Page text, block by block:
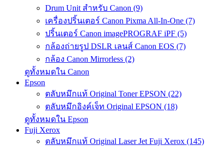
Drum Unit สำหรับ Canon (9)
เครื่องปริ้นเตอร์ Canon Pixma All-In-One (7)
ปริ้นเตอร์ Canon imagePROGRAF iPF (5)
กล้องถ่ายรูป DSLR เลนส์ Canon EOS (7)
กล้อง Canon Mirrorless (2)
ดูทั้งหมดใน Canon
Epson
ตลับหมึกแท้ Original Toner EPSON (22)
ตลับหมึกอิงค์เจ็ท Original EPSON (18)
ดูทั้งหมดใน Epson
Fuji Xerox
ตลับหมึกแท้ Original Laser Jet Fuji Xerox (145)